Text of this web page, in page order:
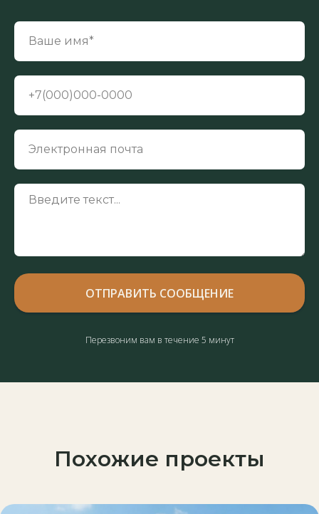
ОТПРАВИТЬ СООБЩЕНИЕ
Перезвоним вам в течение 5 минут
Похожие проекты